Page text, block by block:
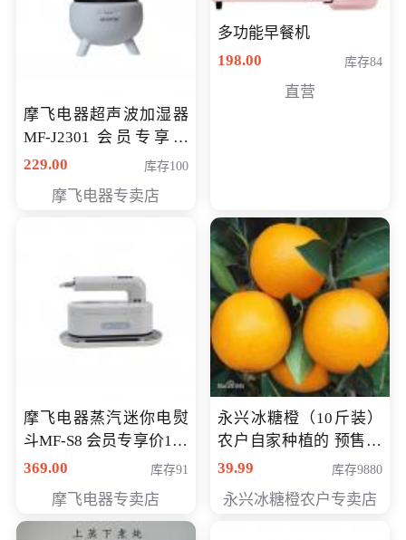
摩飞电器超声波加湿器
MF-J2301 会员专享价
168元
229.00 库存100
摩飞电器专卖店
多功能早餐机
198.00
库存84
直营
摩飞电器蒸汽迷你电熨
斗MF-S8 会员专享价168
元
369.00 库存91
摩飞电器专卖店
永兴冰糖橙（10斤装）
农户自家种植的 预售10
万斤 会员包邮专享价
39.99 库存9880
永兴冰糖橙农户专卖店